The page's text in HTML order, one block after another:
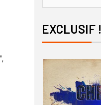
EXCLUSIF !